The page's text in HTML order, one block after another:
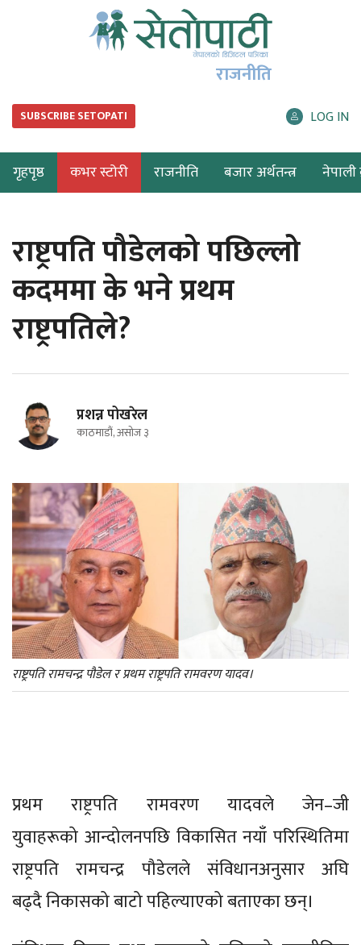
राजनीति
SUBSCRIBE SETOPATI LOG IN
गृहपृष्ठ कभर स्टोरी राजनीति बजार अर्थतन्त्र नेपाली
राष्ट्रपति पौडेलको पछिल्लो
कदममा के भने प्रथम
राष्ट्रपतिले?
प्रशन्न पोखरेल
काठमाडौं, असोज ३
राष्ट्रपति रामचन्द्र पौडेल र प्रथम राष्ट्रपति रामवरण यादव।
प्रथम राष्ट्रपति रामवरण यादवले जेन–जी
युवाहरूको आन्दोलनपछि विकासित नयाँ परिस्थितिमा
राष्ट्रपति रामचन्द्र पौडेलले संविधानअनुसार अघि
बढ्दै निकासको बाटो पहिल्याएको बताएका छन्।